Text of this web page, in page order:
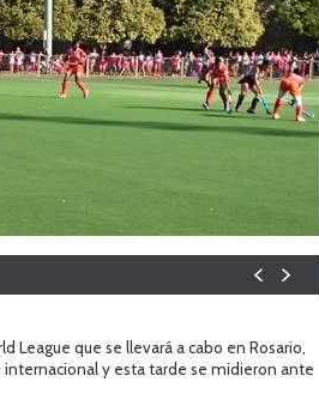
League que se llevará a cabo en Rosario,
internacional y esta tarde se midieron ante